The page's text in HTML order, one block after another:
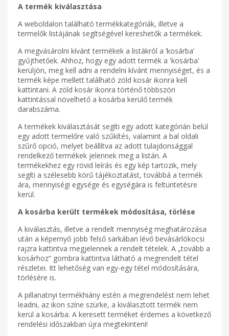
A termék kiválasztása
A weboldalon található termékkategóriák, illetve a
termelők listájának segítségével kereshetők a termékek.
A megvásárolni kívánt termékek a listákról a ’kosárba’
gyűjthetőek. Ahhoz, hogy egy adott termék a 'kosárba'
kerüljön, meg kell adni a rendelni kívánt mennyiséget, és a
termék képe mellett található zöld kosár ikonra kell
kattintani. A zöld kosár ikonra történő többszöri
kattintással növelhető a kosárba kerülő termék
darabszáma.
A termékek kiválasztását segíti egy adott kategórián belül
egy adott termelőre való szűkítés, valamint a bal oldali
szűrő opció, melyet beállítva az adott tulajdonsággal
rendelkező termékek jelennek meg a listán. A
termékekhez egy rövid leírás és egy kép tartozik, mely
segíti a szélesebb körű tájékoztatást, továbbá a termék
ára, mennyiségi egysége és egységára is feltüntetésre
kerül.
A kosárba került termékek módosítása, törlése
A kiválasztás, illetve a rendelt mennyiség meghatározása
után a képernyő jobb felső sarkában lévő bevásárlókocsi
rajzra kattintva megjelennek a rendelt tételek. A „tovább a
kosárhoz” gombra kattintva látható a megrendelt tétel
részletei. Itt lehetőség van egy-egy tétel módosítására,
törlésére is.
A pillanatnyi termékhiány estén a megrendelést nem lehet
leadni, az ikon színe szürke, a kiválasztott termék nem
kerül a kosárba. A keresett terméket érdemes a következő
rendelési időszakban újra megtekinteni!